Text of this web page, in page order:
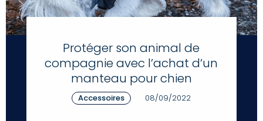
Protéger son animal de
compagnie avec l’achat d’un
manteau pour chien
Accessoires 08/09/2022